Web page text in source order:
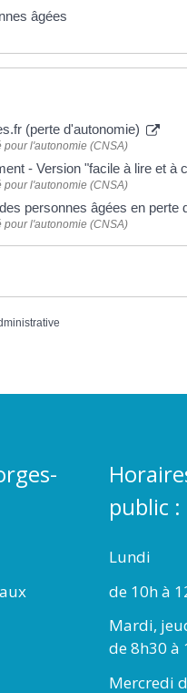
âgées
(perte d'autonomie)
l'autonomie (CNSA)
- Version "facile à lire et à
l'autonomie (CNSA)
personnes âgées en perte
l'autonomie (CNSA)
public :
Lundi
de 10h à
Mardi,
de 8h30 à
Mercredi